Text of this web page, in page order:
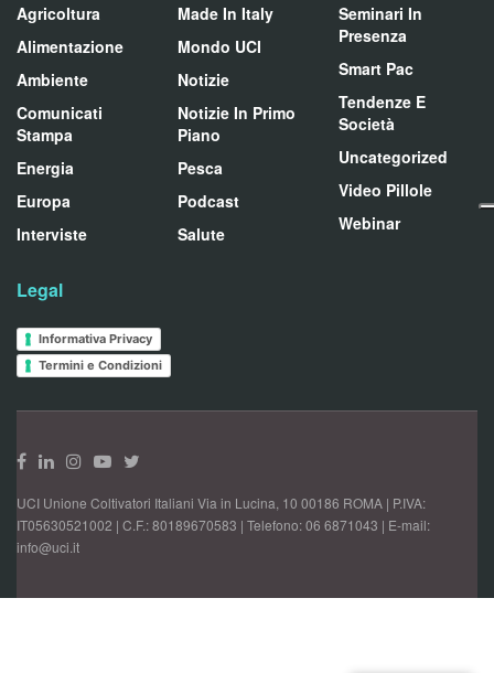
Agricoltura
Alimentazione
Ambiente
Comunicati
Stampa
Energia
Europa
Interviste
Made In Italy
Mondo UCI
Notizie
Notizie In Primo
Piano
Pesca
Podcast
Salute
Seminari In
Presenza
Smart Pac
Tendenze E
Società
Uncategorized
Video Pillole
Webinar
Legal
Informativa Privacy
Termini e Condizioni
UCI Unione Coltivatori Italiani Via in Lucina, 10 00186 ROMA | P.IVA:
IT05630521002 | C.F.: 80189670583 | Telefono: 06 6871043 | E-mail:
info@uci.it